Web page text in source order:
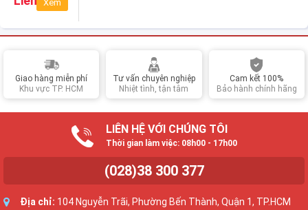
(Cyan)
Xem
Giao hàng miễn phí
Khu vực TP. HCM
Tư vấn chuyên nghiệp
Nhiệt tình, tận tâm
Cam kết 100%
Bảo hành chính hãng
LIÊN HỆ VỚI CHÚNG TÔI
Thời gian làm việc: 08h00 - 17h00
(028)38 300 377
Địa chỉ: 104 Nguyễn Trãi, Phường Bến Thành, Quận 1, TP.HCM